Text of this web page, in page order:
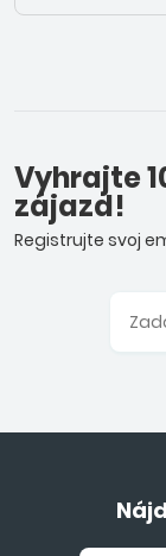
Vyhrajte
zájazd!
Registrujte svoj